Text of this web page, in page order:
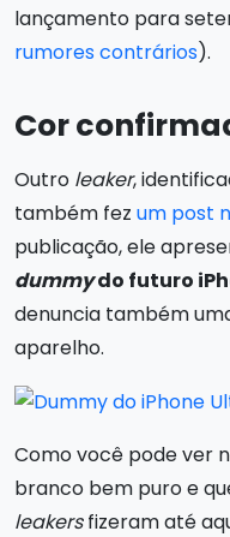
lançamento para
rumores contrários).
Cor
Outro leaker,
também fez um post
publicação, ele
dummydo futuro
denuncia também
aparelho.
Como você pode ver
branco bem puro e
leakersfizeram até